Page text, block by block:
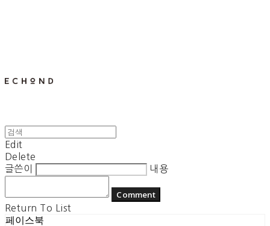
Edit
Delete
글쓴이
내용
Comment
Return To List
페이스북